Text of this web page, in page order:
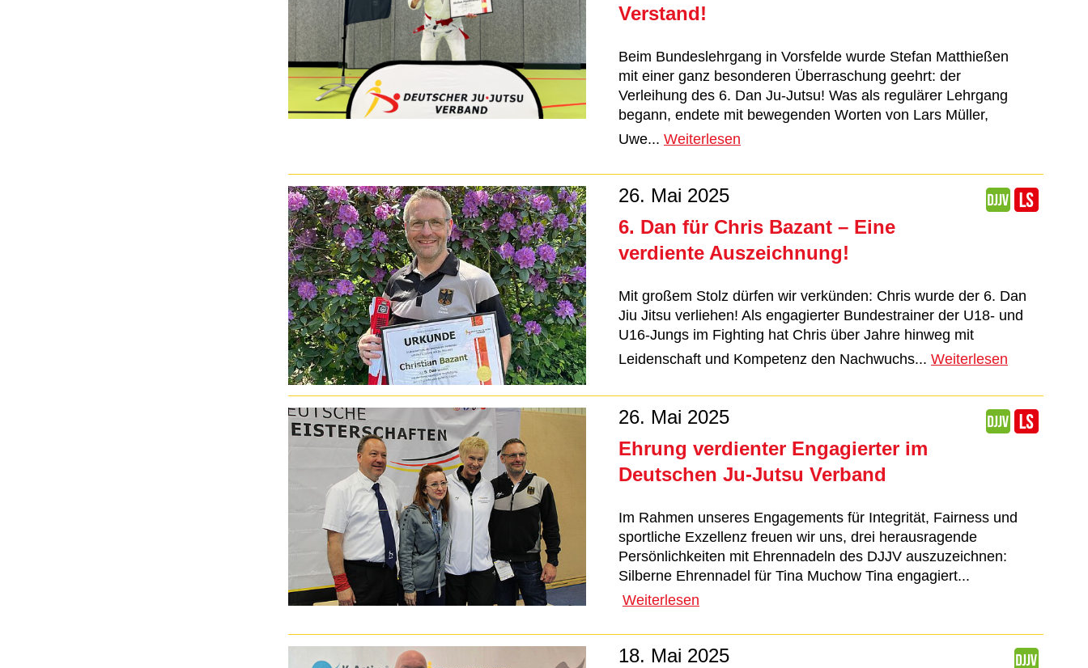
Verstand!
Beim Bundeslehrgang in Vorsfelde wurde Stefan Matthießen
mit einer ganz besonderen Überraschung geehrt: der
Verleihung des 6. Dan Ju-Jutsu! Was als regulärer Lehrgang
begann, endete mit bewegenden Worten von Lars Müller,
Uwe... Weiterlesen
26. Mai 2025
6. Dan für Chris Bazant – Eine
verdiente Auszeichnung!
Mit großem Stolz dürfen wir verkünden: Chris wurde der 6. Dan
Jiu Jitsu verliehen! Als engagierter Bundestrainer der U18- und
U16-Jungs im Fighting hat Chris über Jahre hinweg mit
Leidenschaft und Kompetenz den Nachwuchs... Weiterlesen
26. Mai 2025
Ehrung verdienter Engagierter im
Deutschen Ju-Jutsu Verband
Im Rahmen unseres Engagements für Integrität, Fairness und
sportliche Exzellenz freuen wir uns, drei herausragende
Persönlichkeiten mit Ehrennadeln des DJJV auszuzeichnen:
Silberne Ehrennadel für Tina Muchow Tina engagiert...
Weiterlesen
18. Mai 2025